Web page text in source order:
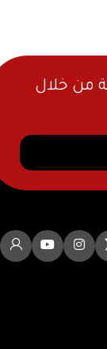
من خلال